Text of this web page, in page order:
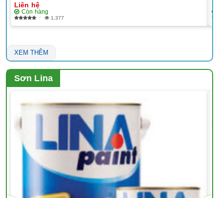
Liên hệ
Còn hàng
1,377
XEM THÊM
Sơn Lina